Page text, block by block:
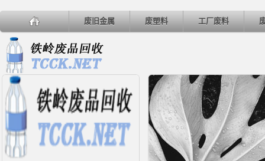
废旧金属 废塑料 工厂废料